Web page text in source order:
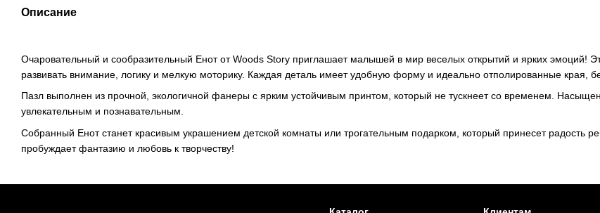
Описание
Очаровательный и сообразительный Енот от Woods Story приглашает малышей в мир веселых открытий и ярких эмоций!
развивать внимание, логику и мелкую моторику. Каждая деталь имеет удобную форму и идеально отполированные края,
Пазл выполнен из прочной, экологичной фанеры с ярким устойчивым принтом, который не тускнеет со временем.
увлекательным и познавательным.
Собранный Енот станет красивым украшением детской комнаты или трогательным подарком, который принесет радость
пробуждает фантазию и любовь к творчеству!